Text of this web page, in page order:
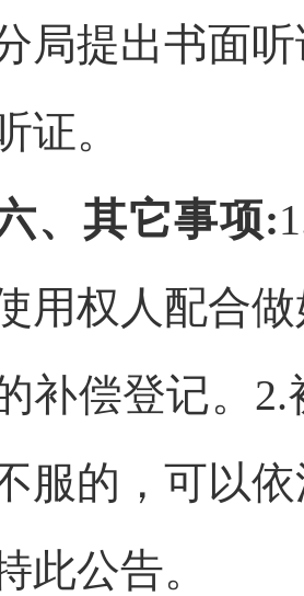
局提出书面
证。
、其它事项:
用权人配合
补偿登记。 2.
服的，可以
此公告。